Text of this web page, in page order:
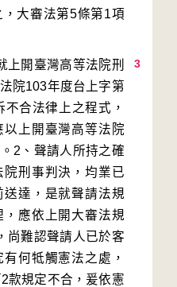
大審法第5條第1項
3
上開臺灣高等法院刑
院103年度台上字第
合法律上之程式，
上開臺灣高等法院
2、聲請人所持之確
刑事判決，均業已
達，是就聲請法規
應依上開大審法規
尚難認聲請人已於客
何牴觸憲法之處，
款規定不合，爰依憲